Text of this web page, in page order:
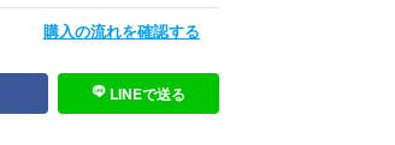
購入の流れを確認する
LINEで送る